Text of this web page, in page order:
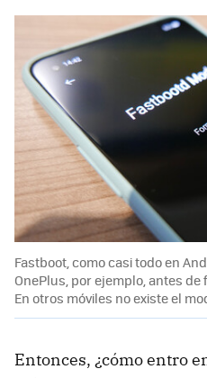
Fastboot, como casi todo en
OnePlus, por ejemplo, antes
En otros móviles no existe el
Entonces, ¿cómo entro